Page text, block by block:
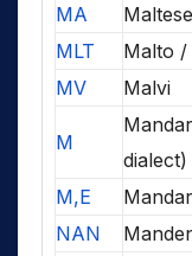
MA
Maltese
MLT
Malto /
MV
Malvi
M
dialect)
M,E
NAN